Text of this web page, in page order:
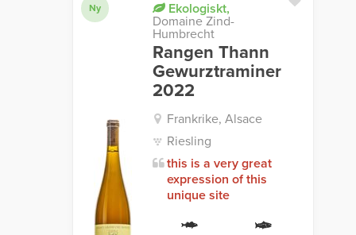
Ny
Ekologiskt,
Domaine Zind-
Humbrecht
Rangen Thann
Gewurztraminer
2022
Frankrike, Alsace
Riesling
this is a very great
expression of this
unique site